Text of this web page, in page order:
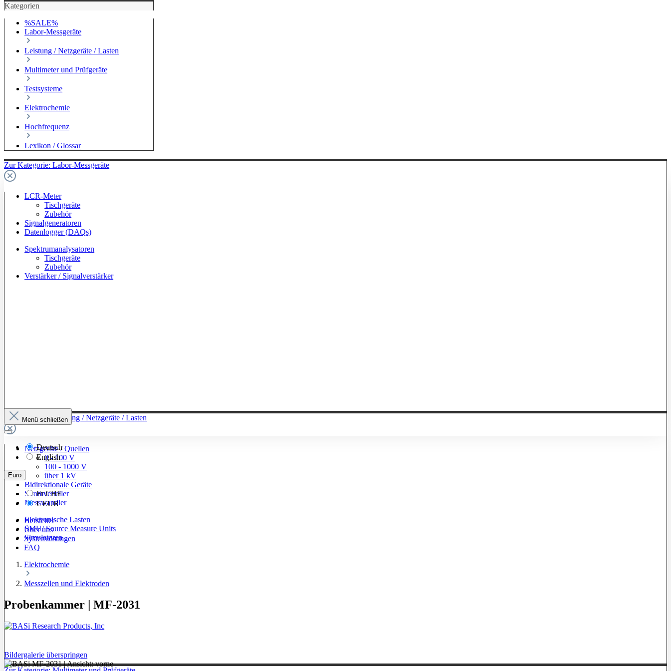
Kategorien
%SALE%
Labor-Messgeräte
Leistung / Netzgeräte / Lasten
Multimeter und Prüfgeräte
Testsysteme
Elektrochemie
Hochfrequenz
Lexikon / Glossar
Zur Kategorie: Labor-Messgeräte
LCR-Meter
Tischgeräte
Zubehör
Signalgeneratoren
Datenlogger (DAQs)
Spektrumanalysatoren
Tischgeräte
Zubehör
Verstärker / Signalverstärker
Zur Kategorie: Leistung / Netzgeräte / Lasten
Netzgeräte / Quellen
0 - 100 V
100 - 1000 V
über 1 kV
Bidirektionale Geräte
Stromverteiler
Messwandler
Elektronische Lasten
SMU/ Source Measure Units
Simulatoren
Menü schließen
Deutsch
English
Euro
FrCHF
€EUR
Hersteller
Über uns
Systemlösungen
FAQ
Elektrochemie
Messzellen und Elektroden
Probenkammer | MF-2031
Bildergalerie überspringen